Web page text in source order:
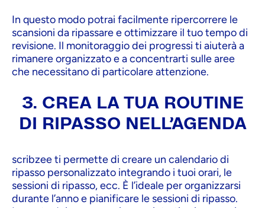
In questo modo potrai facilmente ripercorrere le
scansioni da ripassare e ottimizzare il tuo tempo di
revisione. Il monitoraggio dei progressi ti aiuterà a
rimanere organizzato e a concentrarti sulle aree
che necessitano di particolare attenzione.
3. CREA LA TUA ROUTINE
DI RIPASSO NELL'AGENDA
scribzee ti permette di creare un calendario di
ripasso personalizzato integrando i tuoi orari, le
sessioni di ripasso, ecc. È l’ideale per organizzarsi
durante l’anno e pianificare le sessioni di ripasso.